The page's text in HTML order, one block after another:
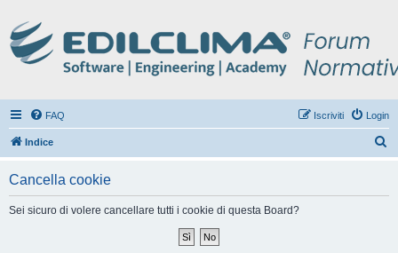
FAQ Login
Iscriviti
Indice
Cancella cookie
Sei sicuro di volere cancellare tutti i cookie di questa Board?